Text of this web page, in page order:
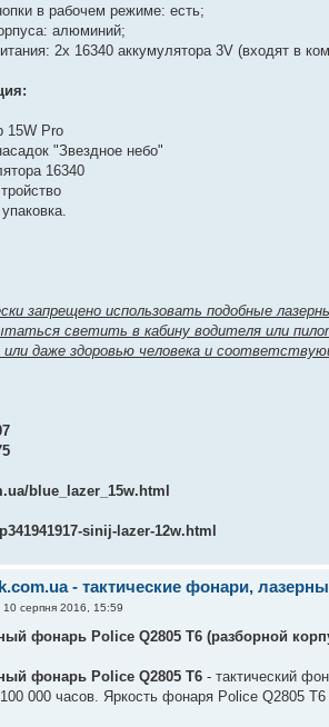
в рабочем режиме: есть;
алюминий;
2х 16340 аккумулятора 3V (входят в
15W Pro
"Звездное небо"
16340
запрещено использовать подобные
светить в кабину водителя или
даже здоровью человека и
blue_lazer_15w.html
sinij-lazer-12w.html
- тактические фонари,
10 серпня 2016, 15:59
фонарь Police Q2805 Т6 (разборной
фонарь Police Q2805 Т6 - тактический
000 часов. Яркость фонаря Police Q2805